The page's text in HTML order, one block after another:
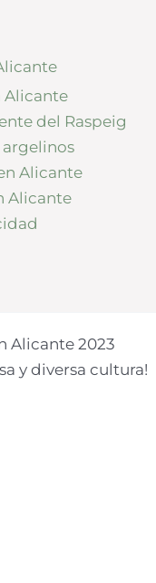
Alicante
del Raspeig
argelinos
Alicante
Alicante
Alicante 2023
y diversa cultura!